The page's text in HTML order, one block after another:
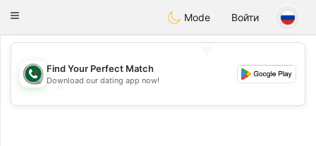
Weshrak
Toggle
Mode Войти
💖
💕
Find Your Perfect Match
Download our dating app now!